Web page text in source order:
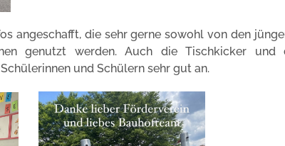
angeschafft, die sehr gerne sowohl von den
genutzt werden. Auch die Tischkicker und
und Schülern sehr gut an.